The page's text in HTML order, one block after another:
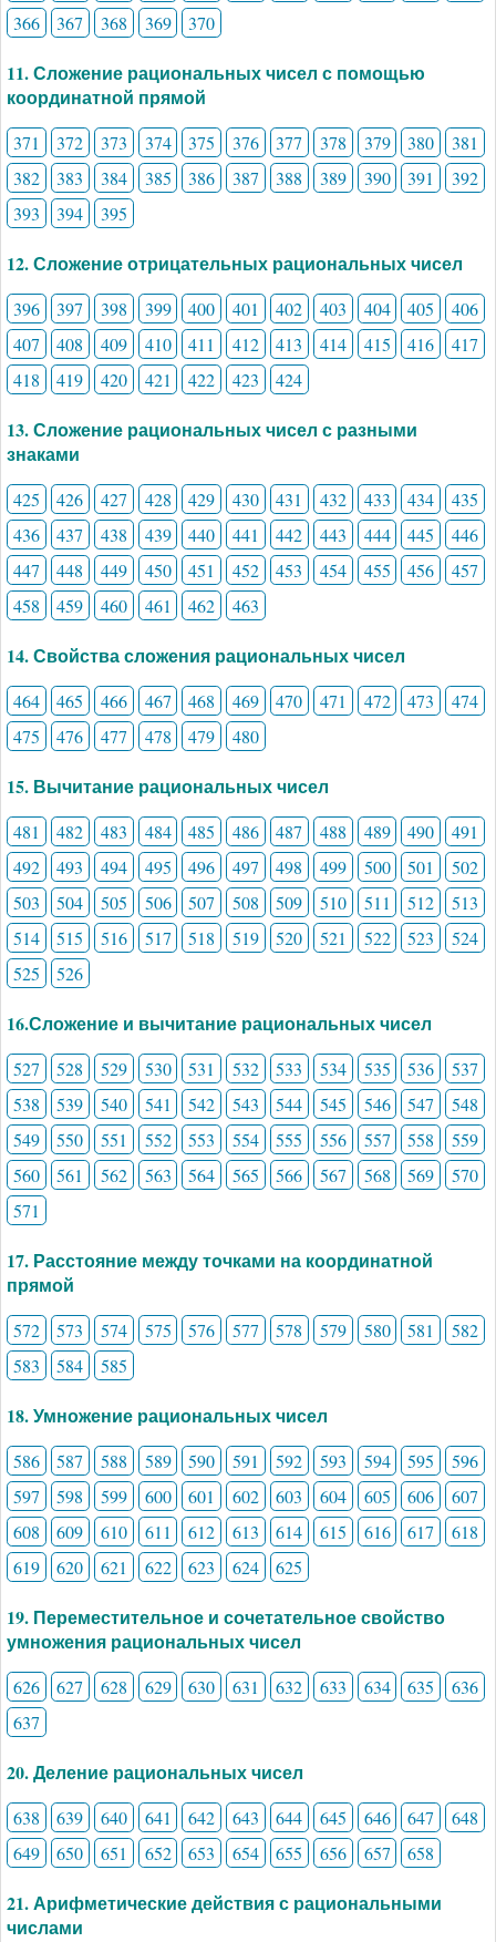
366
367 368 369 370
11. Сложение рациональных чисел с помощью
координатной прямой
371 372 373 374 375 376 377 378 379 380
381
382
383 384 385 386 387 388 389 390 391
392
393
394 395
12. Сложение отрицательных рациональных чисел
396 397 398 399 400 401 402 403 404 405
406
407
408 409 410 411 412 413 414 415 416
417
418
419 420 421 422 423 424
13. Сложение рациональных чисел с разными
знаками
425 426 427 428 429 430 431 432 433 434
435
436
437 438 439 440 441 442 443 444 445
446
447
448 449 450 451 452 453 454 455 456
457
458
459 460 461 462 463
14. Свойства сложения рациональных чисел
464 465 466 467 468 469 470 471 472 473
474
475
476 477 478 479 480
15. Вычитание рациональных чисел
481 482 483 484 485 486 487 488 489 490
491
492
493 494 495 496 497 498 499 500 501
502
503
504 505 506 507 508 509 510 511 512
513
514
515 516 517 518 519 520 521 522 523
524
525
526
16.Сложение и вычитание рациональных чисел
527 528 529 530 531 532 533 534 535 536
537
538
539 540 541 542 543 544 545 546 547
548
549
550 551 552 553 554 555 556 557 558
559
560
561 562 563 564 565 566 567 568 569
570
571
17. Расстояние между точками на координатной
прямой
572 573 574 575 576 577 578 579 580 581
582
583
584 585
18. Умножение рациональных чисел
586 587 588 589 590 591 592 593 594 595
596
597
598 599 600 601 602 603 604 605 606
607
608
609 610 611 612 613 614 615 616 617
618
619
620 621 622 623 624 625
19. Переместительное и сочетательное свойство
умножения рациональных чисел
626 627 628 629 630 631 632 633 634 635
636
637
20. Деление рациональных чисел
638 639 640 641 642 643 644 645 646 647
648
649
650 651 652 653 654 655 656 657 658
21. Арифметические действия с рациональными
числами